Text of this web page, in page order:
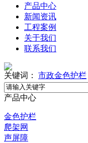
产品中心
新闻资讯
工程案例
关于我们
联系我们
关键词： 市政金色护栏
产品中心
金色护栏
爬架网
声屏障